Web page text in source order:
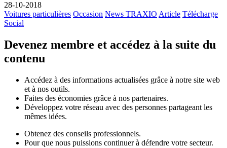
28-10-2018
Voitures particulières Occasion News TRAXIO Article Télécharge
Social
Devenez membre et accédez à la suite du
contenu
Accédez à des informations actualisées grâce à notre site web
et à nos outils.
Faites des économies grâce à nos partenaires.
Développez votre réseau avec des personnes partageant les
mêmes idées.
Obtenez des conseils professionnels.
Pour que nous puissions continuer à défendre votre secteur.